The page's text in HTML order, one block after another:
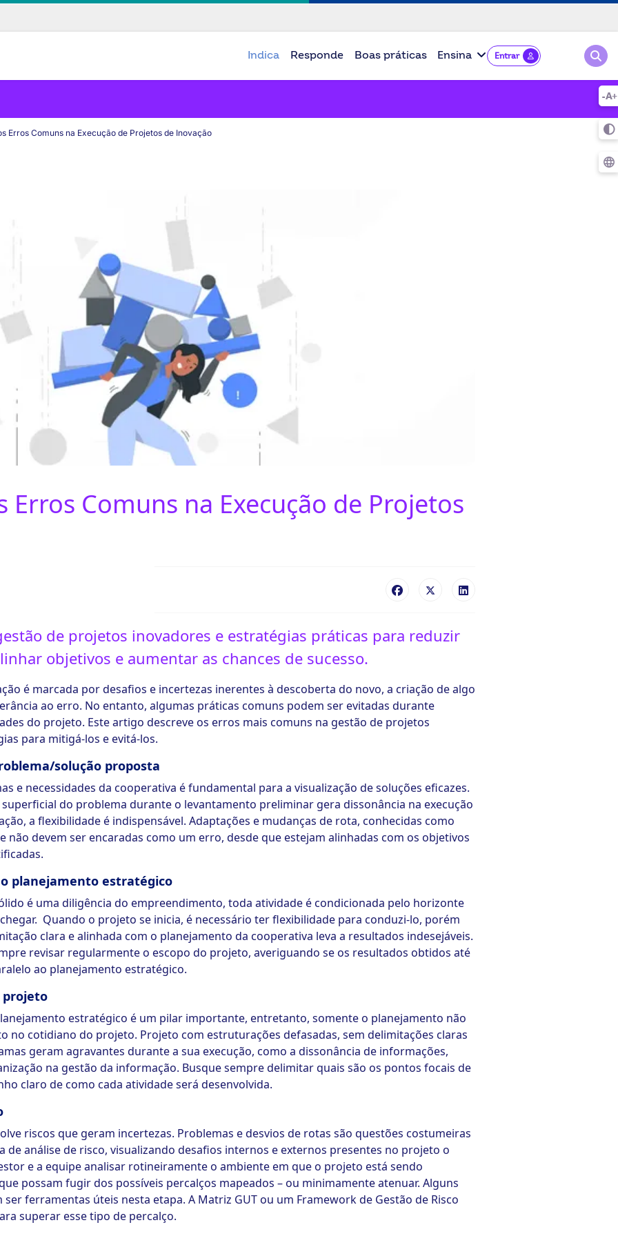
Indica Responde Boas práticas Ensina Entrar
Erros Comuns na Execução de Projetos de Inovação
Erros Comuns na Execução de Projetos
de projetos inovadores e estratégias práticas para reduzir
objetivos e aumentar as chances de sucesso.
é marcada por desafios e incertezas inerentes à descoberta do novo, a criação de algo
ao erro. No entanto, algumas práticas comuns podem ser evitadas durante
do projeto. Este artigo descreve os erros mais comuns na gestão de projetos
para mitigá-los e evitá-los.
solução proposta
e necessidades da cooperativa é fundamental para a visualização de soluções eficazes.
do problema durante o levantamento preliminar gera dissonância na execução
a flexibilidade é indispensável. Adaptações e mudanças de rota, conhecidas como
não devem ser encaradas como um erro, desde que estejam alinhadas com os objetivos
planejamento estratégico
é uma diligência do empreendimento, toda atividade é condicionada pelo horizonte
Quando o projeto se inicia, é necessário ter flexibilidade para conduzi-lo, porém
clara e alinhada com o planejamento da cooperativa leva a resultados indesejáveis.
revisar regularmente o escopo do projeto, averiguando se os resultados obtidos até
ao planejamento estratégico.
estratégico é um pilar importante, entretanto, somente o planejamento não
no cotidiano do projeto. Projeto com estruturações defasadas, sem delimitações claras
geram agravantes durante a sua execução, como a dissonância de informações,
na gestão da informação. Busque sempre delimitar quais são os pontos focais de
claro de como cada atividade será desenvolvida.
riscos que geram incertezas. Problemas e desvios de rotas são questões costumeiras
de análise de risco, visualizando desafios internos e externos presentes no projeto o
e a equipe analisar rotineiramente o ambiente em que o projeto está sendo
possam fugir dos possíveis percalços mapeados – ou minimamente atenuar. Alguns
ferramentas úteis nesta etapa. A Matriz GUT ou um Framework de Gestão de Risco
superar esse tipo de percalço.